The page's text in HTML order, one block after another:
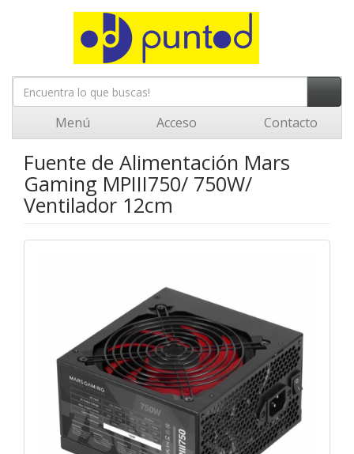
Menú Acceso Contacto
Fuente de Alimentación Mars
Gaming MPIII750/ 750W/
Ventilador 12cm